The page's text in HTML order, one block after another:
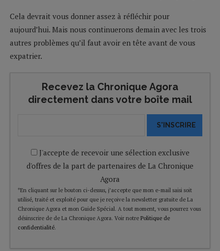
Cela devrait vous donner assez à réfléchir pour
aujourd’hui. Mais nous continuerons demain avec les trois
autres problèmes qu’il faut avoir en tête avant de vous
expatrier.
Recevez la Chronique Agora
directement dans votre boîte mail
S'INSCRIRE
J'accepte de recevoir une sélection exclusive
d'offres de la part de partenaires de La Chronique
Agora
*En cliquant sur le bouton ci-dessus, j’accepte que mon e-mail saisi soit
utilisé, traité et exploité pour que je reçoive la newsletter gratuite de La
Chronique Agora et mon Guide Spécial. A tout moment, vous pourrez vous
désinscrire de de La Chronique Agora. Voir notre Politique de
confidentialité.